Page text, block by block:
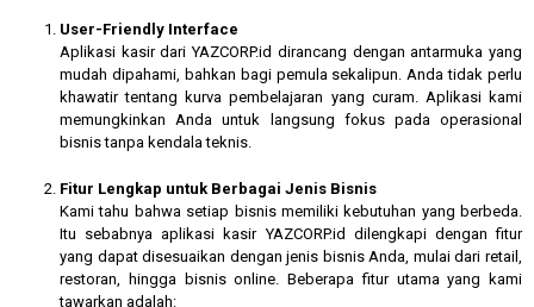
User-Friendly Interface
Aplikasi kasir dari YAZCORP.id dirancang dengan antarmuka yang
mudah dipahami, bahkan bagi pemula sekalipun. Anda tidak perlu
khawatir tentang kurva pembelajaran yang curam. Aplikasi kami
memungkinkan Anda untuk langsung fokus pada operasional
bisnis tanpa kendala teknis.
Fitur Lengkap untuk Berbagai Jenis Bisnis
Kami tahu bahwa setiap bisnis memiliki kebutuhan yang berbeda.
Itu sebabnya aplikasi kasir YAZCORP.id dilengkapi dengan fitur
yang dapat disesuaikan dengan jenis bisnis Anda, mulai dari retail,
restoran, hingga bisnis online. Beberapa fitur utama yang kami
tawarkan adalah: